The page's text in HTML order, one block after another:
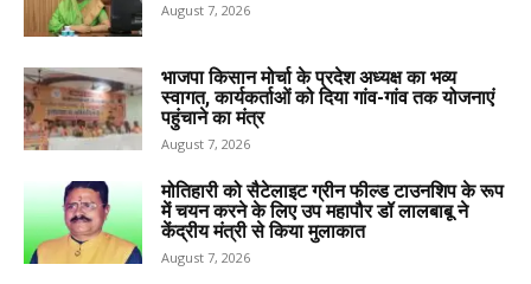
August 7, 2026
भाजपा किसान मोर्चा के प्रदेश अध्यक्ष का भव्य
स्वागत, कार्यकर्ताओं को दिया गांव-गांव तक योजनाएं
पहुंचाने का मंत्र
August 7, 2026
मोतिहारी को सैटेलाइट ग्रीन फील्ड टाउनशिप के रूप
में चयन करने के लिए उप महापौर डॉ लालबाबू ने
केंद्रीय मंत्री से किया मुलाकात
August 7, 2026